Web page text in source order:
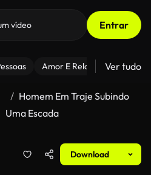
Entrar
Amor E Relacionamentos
Ver tudo
Homem Em Traje Subindo
Uma Escada
Download